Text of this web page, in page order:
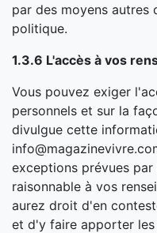
par des moyens autres
politique.
1.3.6 L'accès à vos
Vous pouvez exiger
personnels et sur la
divulgue cette
exceptions prévues
raisonnable à vos
aurez droit d'en
et d'y faire apporter